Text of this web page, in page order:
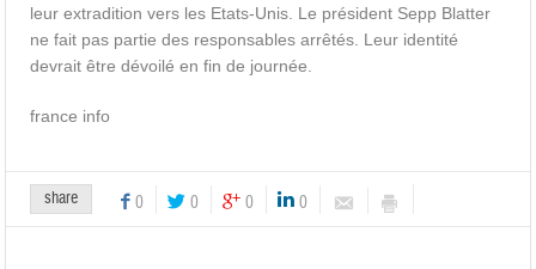
leur extradition vers les Etats-Unis. Le président Sepp Blatter
ne fait pas partie des responsables arrêtés. Leur identité
devrait être dévoilé en fin de journée.
france info
share 0 0 0 0